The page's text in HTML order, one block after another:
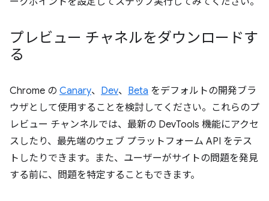
プレビュー チャネルをダウンロードす
る
Chrome の Canary、 Dev、 Beta をデフォルトの開発ブラ
ウザとして使用することを検討してください。これらのプ
レビュー チャンネルでは、最新の DevTools 機能にアクセ
スしたり、最先端のウェブ プラットフォーム API をテス
トしたりできます。また、ユーザーがサイトの問題を発見
する前に、問題を特定することもできます。